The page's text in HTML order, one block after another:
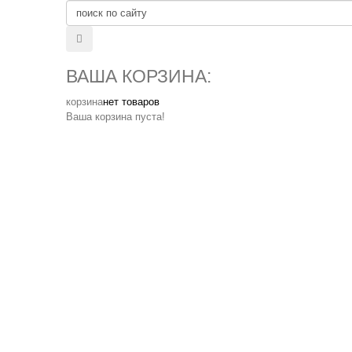
ВАША КОРЗИНА:
корзинанет товаров
Ваша корзина пуста!